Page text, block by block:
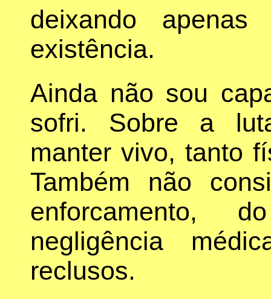
deixando
existência.
Ainda não sou
sofri. Sobre a
manter vivo, tanto
Também não
enforcamento,
negligência
reclusos.